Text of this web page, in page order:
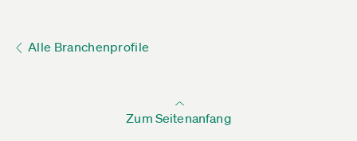
Alle Branchenprofile
Zum Seitenanfang